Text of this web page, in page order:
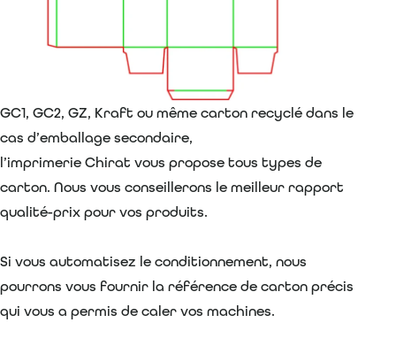
GC1, GC2, GZ, Kraft ou même carton recyclé dans le
cas d’emballage secondaire,
l’imprimerie Chirat vous propose tous types de
carton. Nous vous conseillerons le meilleur rapport
qualité-prix pour vos produits.
Si vous automatisez le conditionnement, nous
pourrons vous fournir la référence de carton précis
qui vous a permis de caler vos machines.